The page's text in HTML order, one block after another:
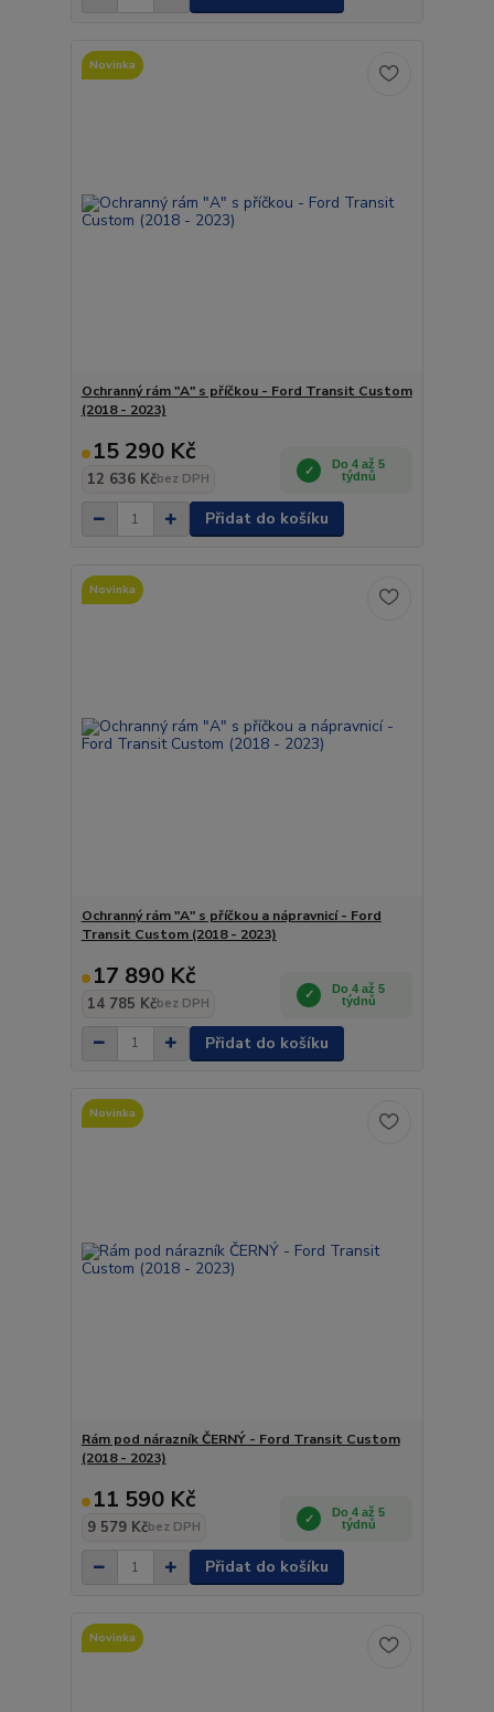
Novinka
Ochranný rám "A" s příčkou - Ford Transit Custom
(2018 - 2023)
15 290 Kč
12 636 Kčbez DPH
Do 4 až 5
týdnů
Přidat do košíku
Novinka
Ochranný rám "A" s příčkou a nápravnicí - Ford
Transit Custom (2018 - 2023)
17 890 Kč
14 785 Kčbez DPH
Do 4 až 5
týdnů
Přidat do košíku
Novinka
Rám pod nárazník ČERNÝ - Ford Transit Custom
(2018 - 2023)
11 590 Kč
9 579 Kčbez DPH
Do 4 až 5
týdnů
Přidat do košíku
Novinka